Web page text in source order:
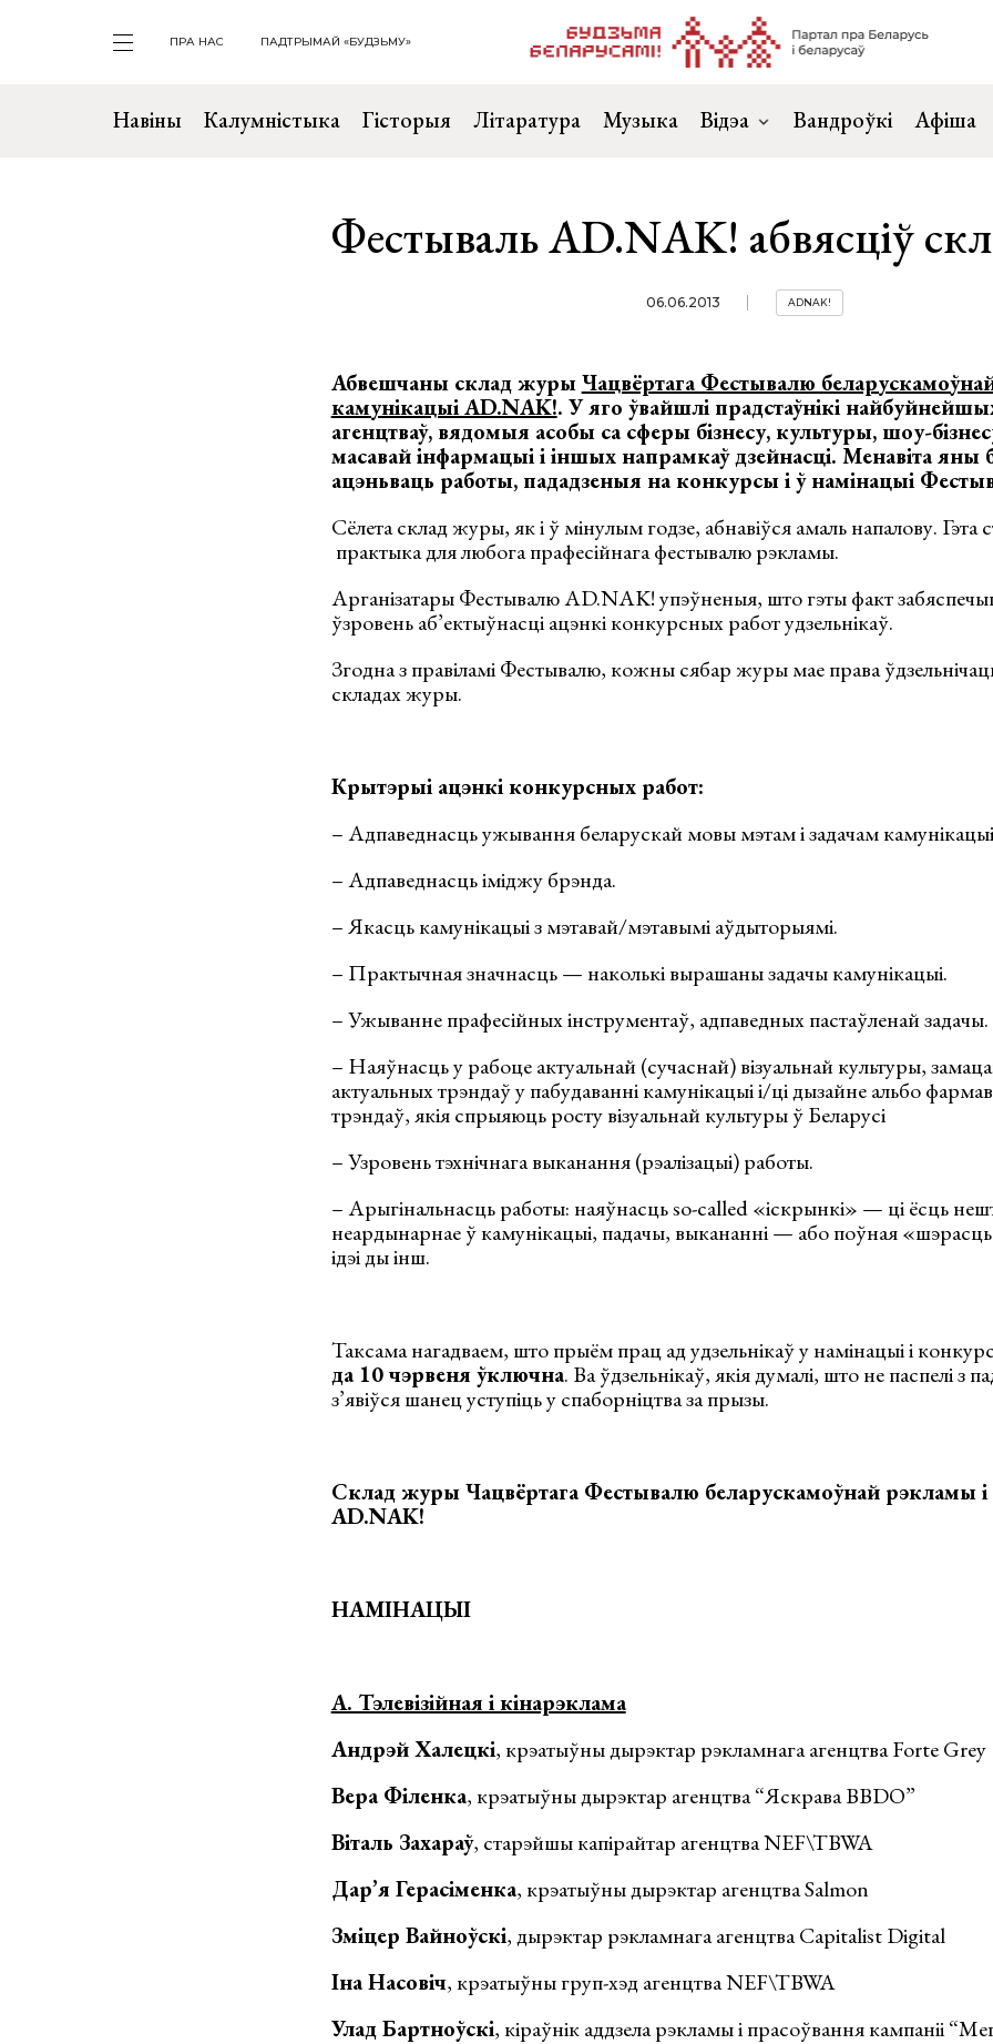
ПРА НАС ПАДТРЫМАЙ «БУДЗЬМУ»
Навіны Калумністыка Гісторыя Літаратура Музыка Відэа Вандроўкі Афіша
Фестываль AD.NAK! абвясціў
06.06.2013 ADNAK!
Абвешчаны склад журыЧацвёртага Фестывалю
камунікацыі AD.NAK!. У яго ўвайшлі прадстаўнікі
агенцтваў, вядомыя асобы са сферы бізнесу, культуры, шоу-
масавай інфармацыі і іншых напрамкаў дзейнасці. Менавіта яны
ацэньваць работы, пададзеныя на конкурсы і ў намінацыі
Сёлета склад журы, як і ў мінулым годзе, абнавіўся амаль напалову. Гэта
практыка для любога прафесійнага фестывалю рэкламы.
Арганізатары Фестывалю AD.NAK! упэўненыя, што гэты факт
ўзровень аб’ектыўнасці ацэнкі конкурсных работ удзельнікаў.
Згодна з правіламі Фестывалю, кожны сябар журы мае права
складах журы.
Крытэрыі ацэнкі конкурсных работ:
– Адпаведнасць ужывання беларускай мовы мэтам і задачам
– Адпаведнасць іміджу брэнда.
– Якасць камунікацыі з мэтавай/мэтавымі аўдыторыямі.
– Практычная значнасць — наколькі вырашаны задачы камунікацыі.
– Ужыванне прафесійных інструментаў, адпаведных пастаўленай задачы.
– Наяўнасць у рабоце актуальнай (сучаснай) візуальнай культуры,
актуальных трэндаў у пабудаванні камунікацыі і/ці дызайне альбо
трэндаў, якія спрыяюць росту візуальнай культуры ў Беларусі
– Узровень тэхнічнага выканання (рэалізацыі) работы.
– Арыгінальнасць работы: наяўнасць so-called «іскрынкі» — ці ёсць
неардынарнае ў камунікацыі, падачы, выкананні — або поўная
ідэі ды інш.
Таксама нагадваем, што прыём прац ад удзельнікаў у намінацыі і
да 10 чэрвеня ўключна. Ва ўдзельнікаў, якія думалі, што не паспелі з
з’явіўся шанец уступіць у спаборніцтва за прызы.
Склад журы Чацвёртага Фестывалю беларускамоўнай рэкламы і
AD.NAK!
НАМІНАЦЫІ
A. Тэлевізійная і кінарэклама
Андрэй Халецкі, крэатыўны дырэктар рэкламнага агенцтва Forte Grey
Вера Філенка, крэатыўны дырэктар агенцтва “Яскрава BBDO”
Віталь Захараў, старэйшы капірайтар агенцтва NEF\TBWA
Дар’я Герасiменка, крэатыўны дырэктар агенцтва Salmon
Зміцер Вайноўскі, дырэктар рэкламнага агенцтва Capitalist Digital
Іна Насовіч, крэатыўны груп-хэд агенцтва NEF\TBWA
Улад Бартноўскі, кіраўнік аддзела рэкламы і прасоўвання кампаніі